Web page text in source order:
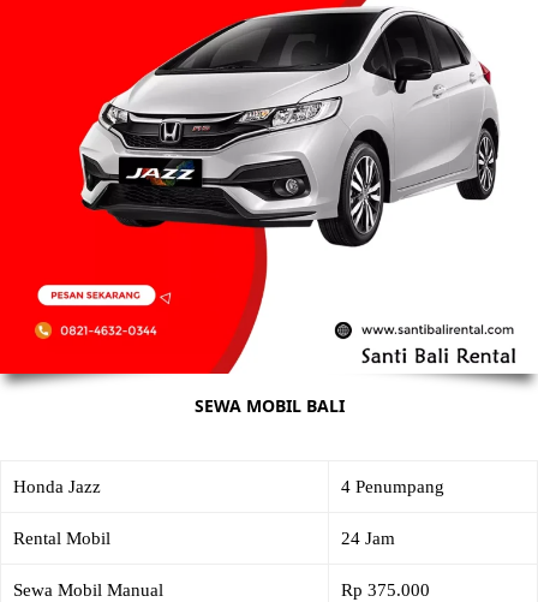
SEWA MOBIL BALI
Honda Jazz 4 Penumpang
Rental Mobil 24 Jam
Sewa Mobil Manual Rp 375.000